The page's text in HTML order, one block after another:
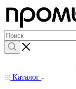
Каталог